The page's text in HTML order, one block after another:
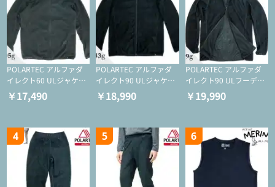
POLARTEC アルファダ
イレクト60 ULジャケッ
ト（登山/ミドルレイヤ
ー/化繊ジャケット）
￥17,490
POLARTEC アルファダ
イレクト90 ULジャケッ
ト（アクティブインサレ
ーション/ミドルレイヤ
￥18,990
POLARTEC アルファダ
イレクト90 ULフーディ
（アクティブインサレー
ション/ミドルレイヤー/
￥19,990
4 5 6